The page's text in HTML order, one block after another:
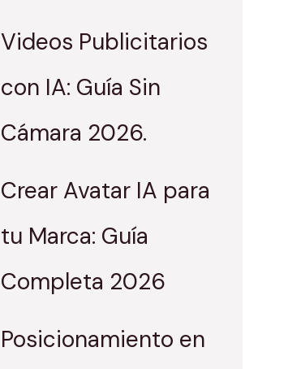
Videos Publicitarios
con IA: Guía Sin
Cámara 2026.
Crear Avatar IA para
tu Marca: Guía
Completa 2026
Posicionamiento en